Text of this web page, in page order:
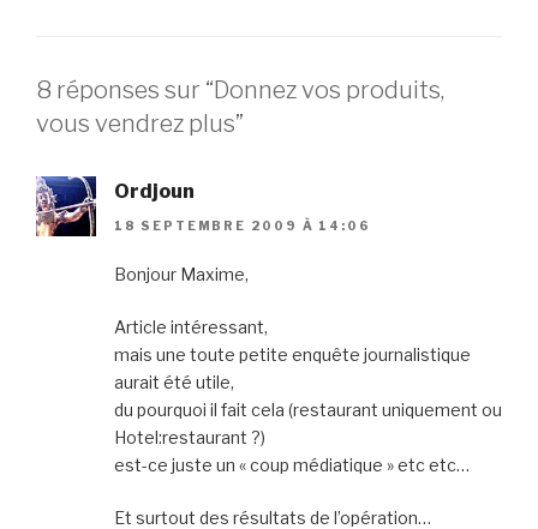
8 réponses sur “Donnez vos produits,
vous vendrez plus”
Ordjoun
18 SEPTEMBRE 2009 À 14:06
Bonjour Maxime,
Article intéressant,
mais une toute petite enquête journalistique
aurait été utile,
du pourquoi il fait cela (restaurant uniquement ou
Hotel:restaurant ?)
est-ce juste un « coup médiatique » etc etc…
Et surtout des résultats de l’opération…